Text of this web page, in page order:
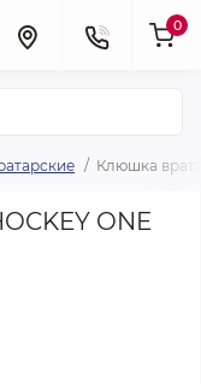
0
Клюшка
ONE